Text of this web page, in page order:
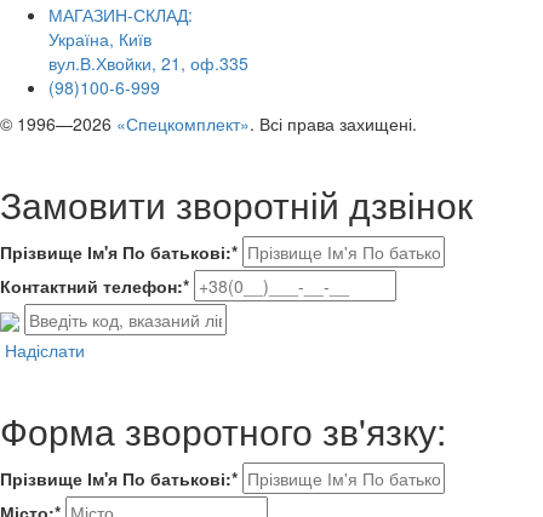
МАГАЗИН-СКЛАД:
Україна, Київ
вул.В.Хвойки, 21, оф.335
(98)100-6-999
© 1996—2026 «Спецкомплект». Всі права захищені.
Замовити зворотній дзвінок
Прізвище Ім'я По батькові:*
Контактний телефон:*
Надіслати
Форма зворотного зв'язку:
Прізвище Ім'я По батькові:*
Місто:*